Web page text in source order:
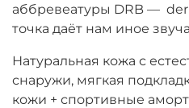
аббревеатуры DRB —
точка даёт нам иное
Натуральная кожа с
снаружи, мягкая
кожи + спортивные